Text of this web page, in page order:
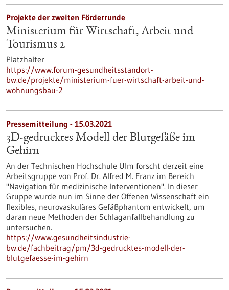
Projekte der zweiten Förderrunde
Ministerium für Wirtschaft, Arbeit und
Tourismus 2
Platzhalter
https://www.forum-gesundheitsstandort-
bw.de/projekte/ministerium-fuer-wirtschaft-arbeit-und-
wohnungsbau-2
Pressemitteilung - 15.03.2021
3D-gedrucktes Modell der Blutgefäße im
Gehirn
An der Technischen Hochschule Ulm forscht derzeit eine
Arbeitsgruppe von Prof. Dr. Alfred M. Franz im Bereich
"Navigation für medizinische Interventionen". In dieser
Gruppe wurde nun im Sinne der Offenen Wissenschaft ein
flexibles, neurovaskuläres Gefäßphantom entwickelt, um
daran neue Methoden der Schlaganfallbehandlung zu
untersuchen.
https://www.gesundheitsindustrie-
bw.de/fachbeitrag/pm/3d-gedrucktes-modell-der-
blutgefaesse-im-gehirn